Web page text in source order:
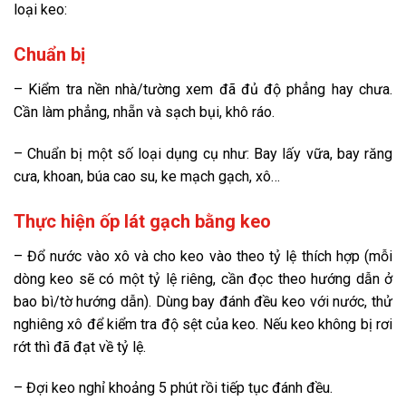
loại keo:
Chuẩn bị
– Kiểm tra nền nhà/tường xem đã đủ độ phẳng hay chưa.
Cần làm phẳng, nhẵn và sạch bụi, khô ráo.
– Chuẩn bị một số loại dụng cụ như: Bay lấy vữa, bay răng
cưa, khoan, búa cao su, ke mạch gạch, xô…
Thực hiện ốp lát gạch bằng keo
– Đổ nước vào xô và cho keo vào theo tỷ lệ thích hợp (mỗi
dòng keo sẽ có một tỷ lệ riêng, cần đọc theo hướng dẫn ở
bao bì/tờ hướng dẫn). Dùng bay đánh đều keo với nước, thử
nghiêng xô để kiểm tra độ sệt của keo. Nếu keo không bị rơi
rớt thì đã đạt về tỷ lệ.
– Đợi keo nghỉ khoảng 5 phút rồi tiếp tục đánh đều.